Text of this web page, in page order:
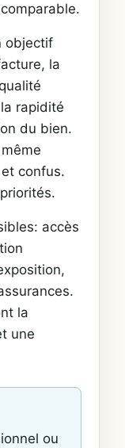
objectif
la
rapidité
du bien.
confus.
accès
la
une
ou